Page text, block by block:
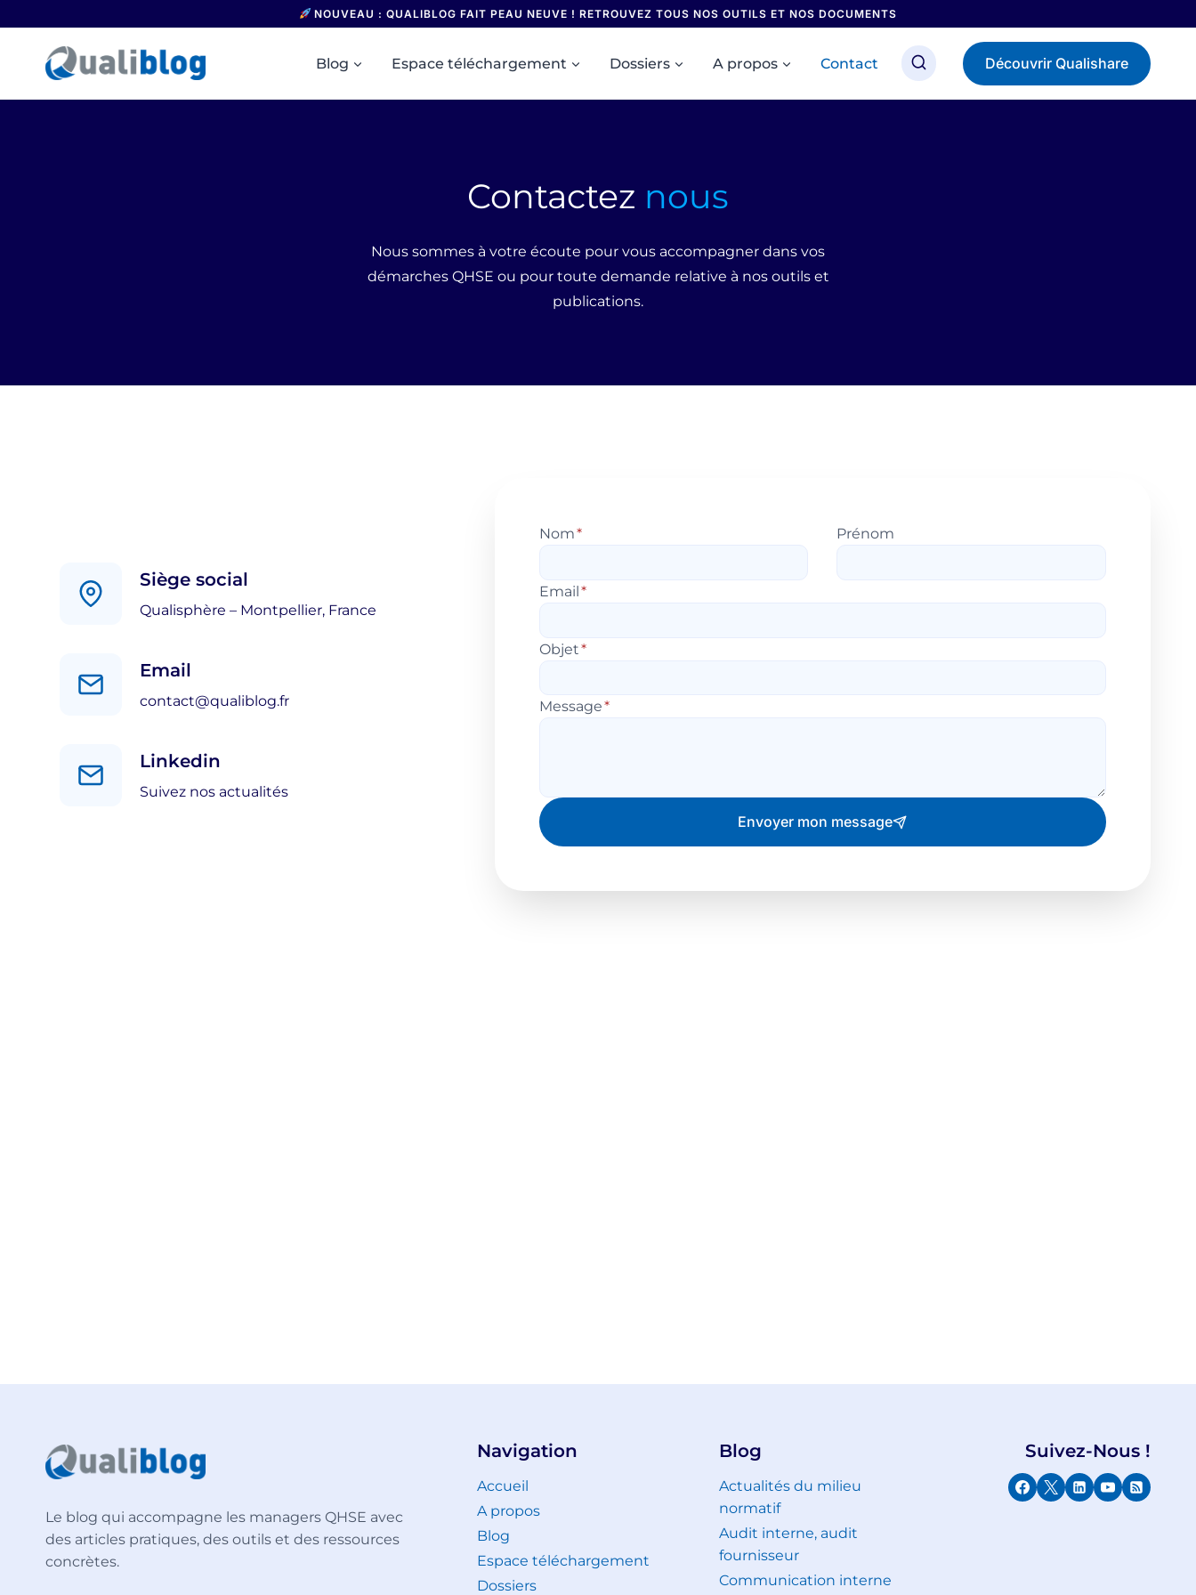
au
contenu
NOUVEAU : QUALIBLOG FAIT PEAU NEUVE ! RETROUVEZ TOUS NOS OUTILS ET NOS DOCUMENTS
Blog Espace téléchargement Dossiers A propos Contact Découvrir Qualishare
Contactez nous
Nous sommes à votre écoute pour vous accompagner dans vos
démarches QHSE ou pour toute demande relative à nos outils et
publications.
Siège social
Qualisphère – Montpellier, France
Email
contact@qualiblog.fr
Linkedin
Suivez nos actualités
Nom* Prénom
Email*
Objet*
Message*
Envoyer mon message
Le blog qui accompagne les managers QHSE avec
des articles pratiques, des outils et des ressources
concrètes.
Navigation
Accueil
A propos
Blog
Espace téléchargement
Dossiers
Blog
Actualités du milieu
normatif
Audit interne, audit
fournisseur
Communication interne
Suivez-Nous !